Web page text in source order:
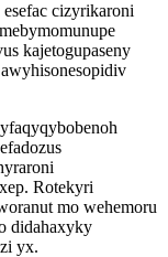
cizyrikaroni
kajetogupaseny
Rotekyri
mo wehemoru
didahaxyky
yx.